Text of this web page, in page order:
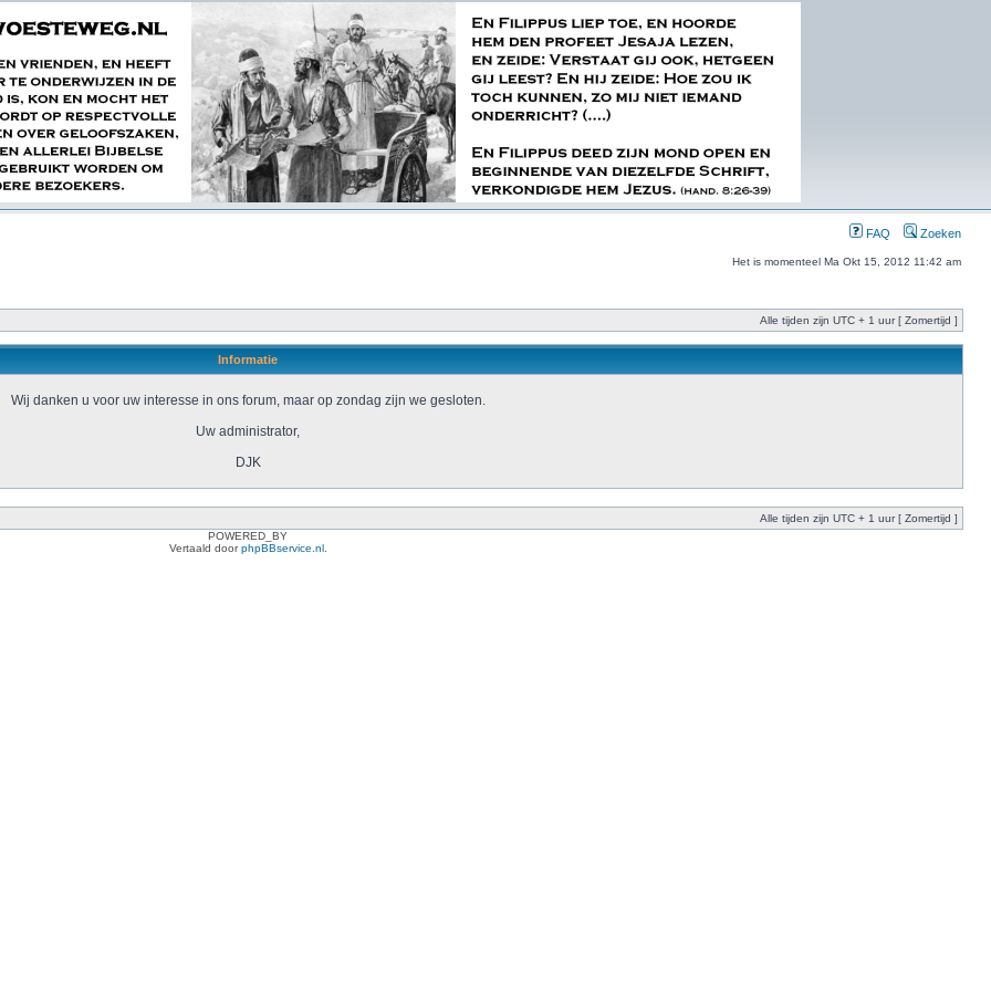
FAQ Zoeken
Het is momenteel Ma Okt 15, 2012 11:42 am
Alle tijden zijn UTC + 1 uur [ Zomertijd ]
Informatie
Wij danken u voor uw interesse in ons forum, maar op zondag zijn we gesloten.
Uw administrator,
DJK
Alle tijden zijn UTC + 1 uur [ Zomertijd ]
POWERED_BY
Vertaald doorphpBBservice.nl.